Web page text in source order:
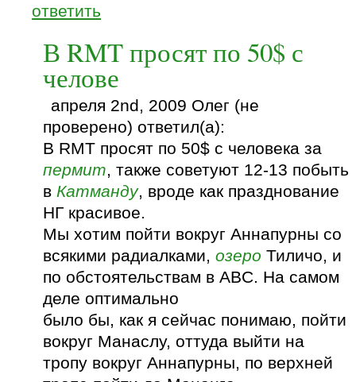
ответить
В RMT просят по 50$ с
челове
апреля 2nd, 2009 Олег (не
проверено) ответил(а):
В RMT просят по 50$ с человека за
пермит, также советуют 12-13 побыть
вКатманду, вроде как празднование
НГ красивое.
Мы хотим пойти вокруг Аннапурны со
всякими радиалками,озеро Тиличо, и
по обстоятельствам в ABC. На самом
деле оптимально
было бы, как я сейчас понимаю, пойти
вокруг Манаслу, оттуда выйти на
тропу вокруг Аннапурны, по верхней